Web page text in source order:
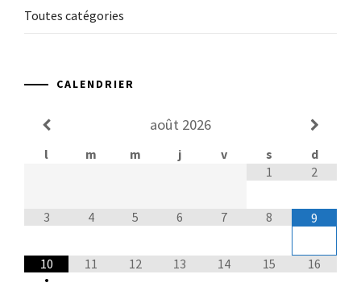
Toutes catégories
CALENDRIER
août 2026
l m m j v s
d
1
2
3 4 5 6 7 8 9
10
•
11 12 13 14 15 16